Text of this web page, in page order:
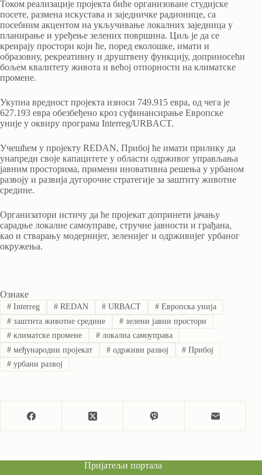
Током реализације пројекта биће организоване студијске
посете, размена искустава и заједничке радионице, са
посебним акцентом на укључивање локалних заједница у
планирање и уређење зелених површина. Циљ је да се
креирају простори који ће, поред еколошке, имати и
образовну, рекреативну и друштвену функцију, доприносећи
бољем квалитету живота и већој отпорности на климатске
промене.
Укупна вредност пројекта износи 749.915 евра, од чега је
627.193 евра обезбеђено кроз суфинансирање Европске
уније у оквиру програма Interreg/URBACT.
Учешћем у пројекту REDAN, Прибој ће имати прилику да
унапреди своје капацитете у области одрживог управљања
јавним просторима, примени иновативна решења у урбаном
развоју и развија дугорочне стратегије за заштиту животне
средине.
Организатори истичу да ће пројекат допринети јачању
сарадње локалне самоуправе, стручне јавности и грађана,
као и стварању модернијег, зеленијег и одрживијег урбаног
окружења.
Ознаке
#Interreg #REDAN # URBACT # Европска унија
#заштита животне средине #зелени јавни простори
#климатске промене #локална самоуправа
#међународни пројекат #одрживи развој # Прибој
#урбани развој
Пријатељи портала